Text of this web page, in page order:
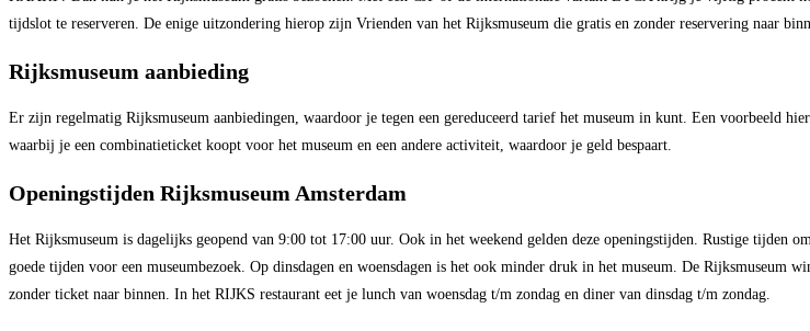
tijdslot te reserveren. De enige uitzondering hierop zijn Vrienden van het Rijksmuseum die gratis en zonder reservering naar
Rijksmuseum aanbieding
Er zijn regelmatig Rijksmuseum aanbiedingen, waardoor je tegen een gereduceerd tarief het museum in kunt. Een voorbeeld
waarbij je een combinatieticket koopt voor het museum en een andere activiteit, waardoor je geld bespaart.
Openingstijden Rijksmuseum Amsterdam
Het Rijksmuseum is dagelijks geopend van 9:00 tot 17:00 uur. Ook in het weekend gelden deze openingstijden. Rustige tijden
goede tijden voor een museumbezoek. Op dinsdagen en woensdagen is het ook minder druk in het museum. De
zonder ticket naar binnen. In het RIJKS restaurant eet je lunch van woensdag t/m zondag en diner van dinsdag t/m zondag.